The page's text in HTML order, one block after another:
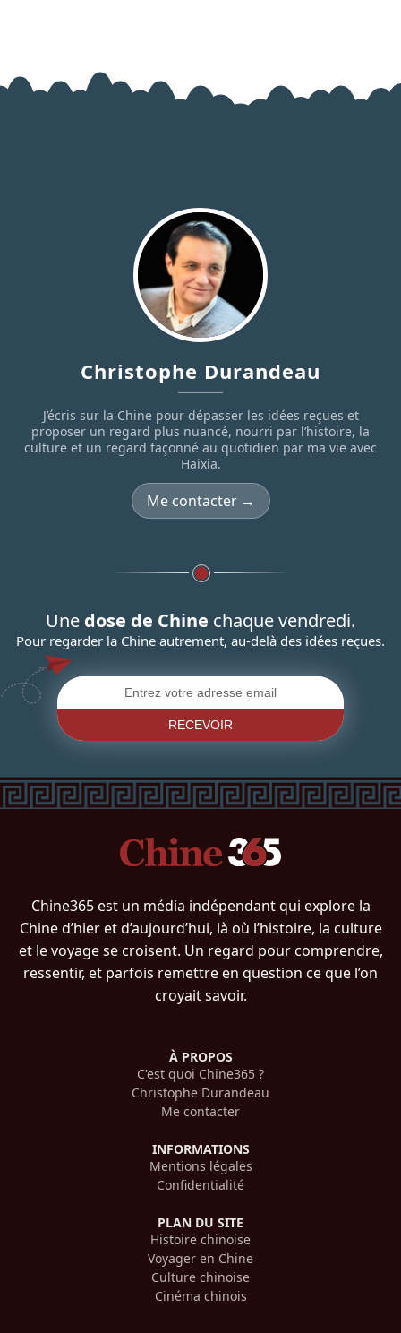
Christophe Durandeau
J’écris sur la Chine pour dépasser les idées reçues et
proposer un regard plus nuancé, nourri par l’histoire, la
culture et un regard façonné au quotidien par ma vie avec
Haixia.
Me contacter →
Une dose de Chine chaque vendredi.
Pour regarder la Chine autrement, au-delà des idées reçues.
RECEVOIR
Chine365 est un média indépendant qui explore la
Chine d’hier et d’aujourd’hui, là où l’histoire, la culture
et le voyage se croisent. Un regard pour comprendre,
ressentir, et parfois remettre en question ce que l’on
croyait savoir.
À PROPOS
C'est quoi Chine365 ?
Christophe Durandeau
Me contacter
INFORMATIONS
Mentions légales
Confidentialité
PLAN DU SITE
Histoire chinoise
Voyager en Chine
Culture chinoise
Cinéma chinois